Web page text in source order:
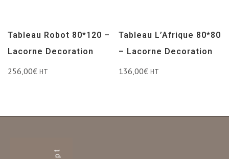
Tableau Robot 80*120 –
Lacorne Decoration
256,00€ HT
Tableau L’Afrique 80*80
– Lacorne Decoration
136,00€ HT